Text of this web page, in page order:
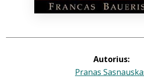
Autorius:
Pranas